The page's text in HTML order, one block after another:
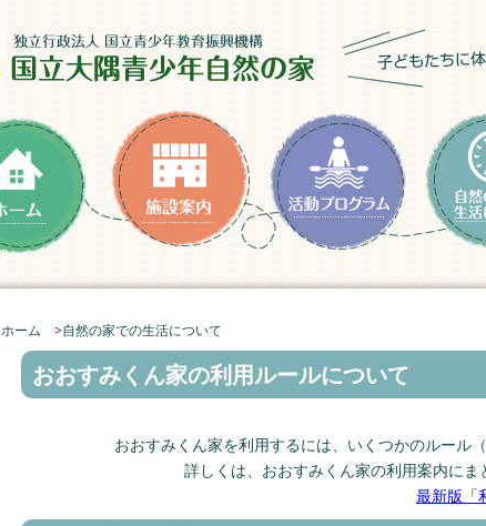
ホーム >自然の家での生活について
おおすみくん家の利用ルールについて
おおすみくん家を利用するには、いくつかのルール
詳しくは、おおすみくん家の利用案内にま
最新版「